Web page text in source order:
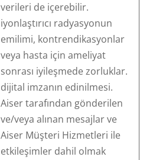
verileri de içerebilir.
iyonlaştırıcı radyasyonun
emilimi, kontrendikasyonlar
veya hasta için ameliyat
sonrası iyileşmede zorluklar.
dijital imzanın edinilmesi.
Aiser tarafından gönderilen
ve/veya alınan mesajlar ve
Aiser Müşteri Hizmetleri ile
etkileşimler dahil olmak